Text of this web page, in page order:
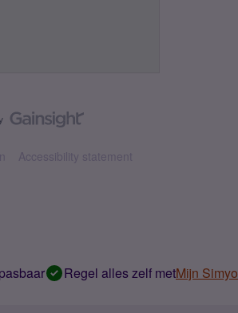
Accessibility statement
Regel alles zelf metMijn Simyo